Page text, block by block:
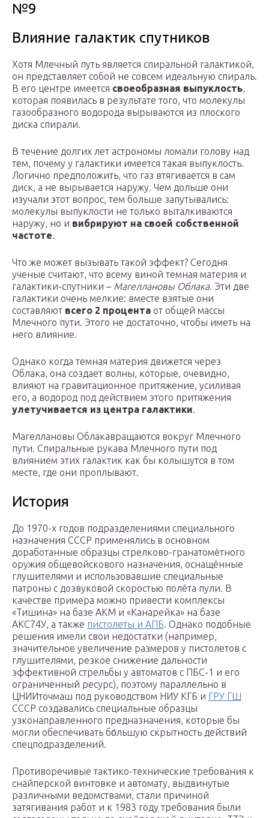
№9
Влияние галактик спутников
Хотя Млечный путь является спиральной галактикой,
он представляет собой не совсем идеальную спираль.
В его центре имеется своеобразная выпуклость,
которая появилась в результате того, что молекулы
газообразного водорода вырываются из плоского
диска спирали.
В течение долгих лет астрономы ломали голову над
тем, почему у галактики имеется такая выпуклость.
Логично предположить, что газ втягивается в сам
диск, а не вырывается наружу. Чем дольше они
изучали этот вопрос, тем больше запутывались:
молекулы выпуклости не только выталкиваются
наружу, но и вибрируют на своей собственной
частоте.
Что же может вызывать такой эффект? Сегодня
ученые считают, что всему виной темная материя и
галактики-спутники – Магеллановы Облака. Эти две
галактики очень мелкие: вместе взятые они
составляют всего 2 процента от общей массы
Млечного пути. Этого не достаточно, чтобы иметь на
него влияние.
Однако когда темная материя движется через
Облака, она создает волны, которые, очевидно,
влияют на гравитационное притяжение, усиливая
его, а водород под действием этого притяжения
улетучивается из центра галактики.
Магеллановы Облакавращаются вокруг Млечного
пути. Спиральные рукава Млечного пути под
влиянием этих галактик как бы колышутся в том
месте, где они проплывают.
История
До 1970-х годов подразделениями специального
назначения СССР применялись в основном
доработанные образцы стрелково-гранатомётного
оружия общевойскового назначения, оснащённые
глушителями и использовавшие специальные
патроны с дозвуковой скоростью полёта пули. В
качестве примера можно привести комплексы
«Тишина» на базе АКМ и «Канарейка» на базе
АКС74У, а также пистолеты и АПБ. Однако подобные
решения имели свои недостатки (например,
значительное увеличение размеров у пистолетов с
глушителями, резкое снижение дальности
эффективной стрельбы у автоматов с ПБС-1 и его
ограниченный ресурс), поэтому параллельно в
ЦНИИточмаш под руководством НИУ КГБ и ГРУ ГШ
СССР создавались специальные образцы
узконаправленного предназначения, которые бы
могли обеспечивать бо́льшую скрытность действий
спецподразделений.
Противоречивые тактико-технические требования к
снайперской винтовке и автомату, выдвинутые
различными ведомствами, стали причиной
затягивания работ и к 1983 году требования были